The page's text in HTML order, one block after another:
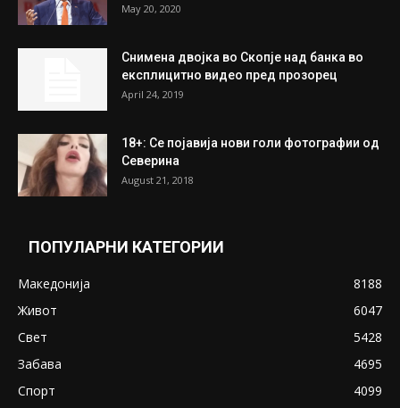
May 20, 2020
Снимена двојка во Скопје над банка во
експлицитно видео пред прозорец
April 24, 2019
18+: Се појавија нови голи фотографии од
Северина
August 21, 2018
ПОПУЛАРНИ КАТЕГОРИИ
Македонија
8188
Живот
6047
Свет
5428
Забава
4695
Спорт
4099